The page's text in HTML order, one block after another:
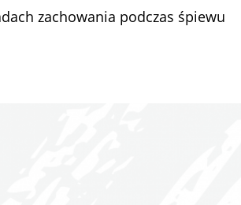
zachowania podczas śpiewu